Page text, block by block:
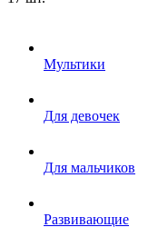
Мультики
Для девочек
Для мальчиков
Развивающие